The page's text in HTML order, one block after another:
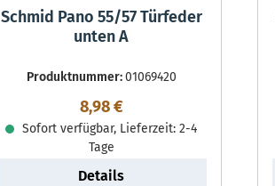
Schmid Pano 55/57 Türfeder
unten A
Produktnummer:01069420
Regulärer Preis:
8,98 €
Sofort verfügbar, Lieferzeit: 2-4
Tage
Details